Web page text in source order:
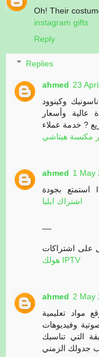
Oh! Their
instagram gifts
Reply
Replies
ahmed 23
وكينوود
وأسعار
? خدمة عملاء
مكنسة هيتاشي
ahmed 1 May
اشتراك ايليا
هولك IPTV
ahmed 2 May
مواد تعليمية
وفيديوهات
التي تناسبك